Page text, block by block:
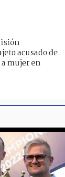
acusado de
mujer en